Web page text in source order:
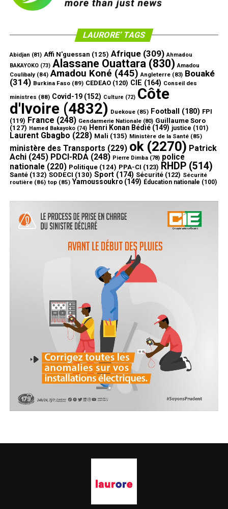
LAURORE’ TAGS
Abidjan (81) Affi N'guessan (125) Afrique(309) Ahmadou
BAKAYOKO(73) Alassane Ouattara (830) Amadou
Coulibaly(84) Amadou Koné (445) Angleterre(83) Bouaké
(314) Burkina Faso(89) CEDEAO(120) CIE (164) Conseil des
ministres (88) Covid-19(152) Culture (72) Côte
d'Ivoire(4832) Duekoue(85) Football (180) FPI
(119) France (248) Gendarmerie Nationale(80) Guillaume Soro
(127) Hamed Bakayoko(74) Henri Konan Bédié(149) justice (101)
Laurent Gbagbo (228) Mali (135) Ministère de la Santé(85)
ministère des Transports (229) ok(2270) Patrick
Achi(245) PDCI-RDA(248) Pierre Dimba(78) police
nationale(220) Politique(124) PPA-CI (123) RHDP(514)
Santé(132) SODECI (130) Sport(174) Sécurité(122) Sécurité
routière(86) top(85) Yamoussoukro(149) Éducation nationale (100)